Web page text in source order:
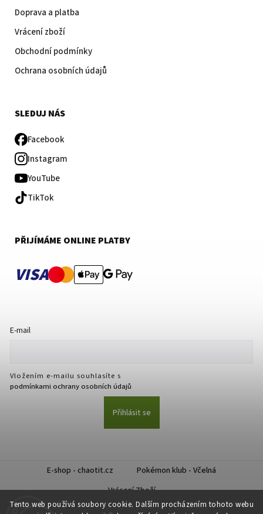
Tento web používá soubory cookie. Dalším procházením tohoto webu
Doprava a platba
Vrácení zboží
Obchodní podmínky
Ochrana osobních údajů
SLEDUJ NÁS
Facebook
Instagram
YouTube
TikTok
PŘIJÍMÁME ONLINE PLATBY
VISA
E-mail
Vložením e-mailu souhlasíte s
podmínkami ochrany osobních údajů
Přihlásit se
E-shop - chaotit.cz
Pokémon klub - Včelná
Vrácení Zboží